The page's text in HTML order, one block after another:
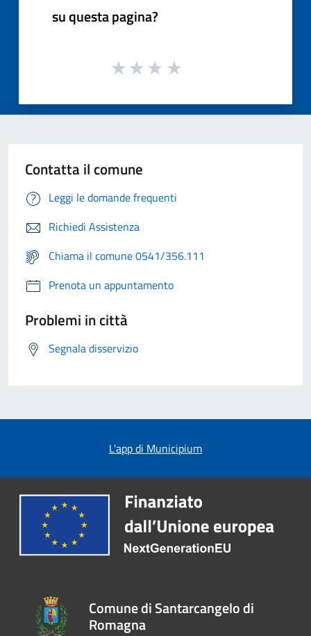
su questa pagina?
Contatta il comune
Leggi le domande frequenti
Richiedi Assistenza
Chiama il comune 0541/356.111
Prenota un appuntamento
Problemi in città
Segnala disservizio
L'app di Municipium
Comune di Santarcangelo di
Romagna